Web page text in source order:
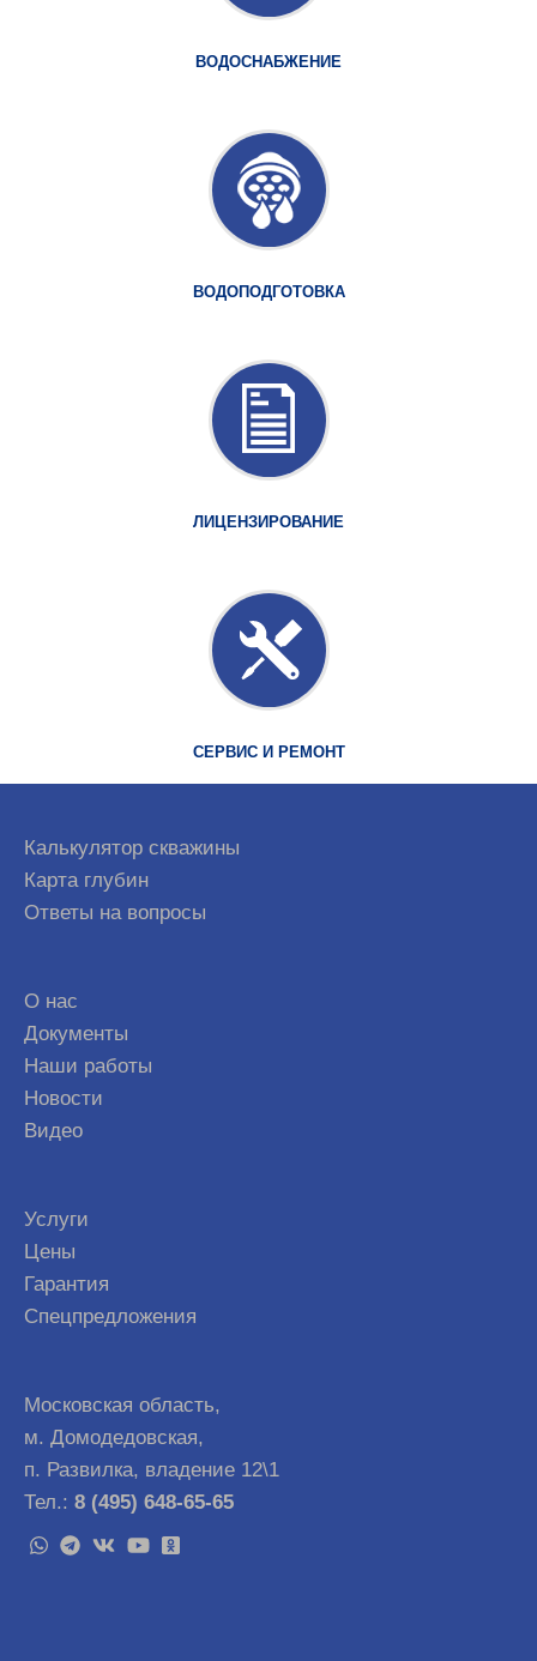
ВОДОСНАБЖЕНИЕ
ВОДОПОДГОТОВКА
ЛИЦЕНЗИРОВАНИЕ
СЕРВИС И РЕМОНТ
Калькулятор скважины
Карта глубин
Ответы на вопросы
О нас
Документы
Наши работы
Новости
Видео
Услуги
Цены
Гарантия
Спецпредложения
Московская область,
м. Домодедовская,
п. Развилка, владение 12\1
Тел.: 8 (495) 648-65-65